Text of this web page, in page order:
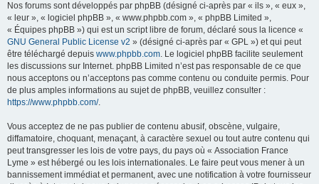
Nos forums sont développés par phpBB (désigné ci-après par « ils », « eux »,
« leur », « logiciel phpBB », « www.phpbb.com », « phpBB Limited »,
« Équipes phpBB ») qui est un script libre de forum, déclaré sous la licence «
GNU General Public License v2 » (désigné ci-après par « GPL ») et qui peut
être téléchargé depuis www.phpbb.com. Le logiciel phpBB facilite seulement
les discussions sur Internet. phpBB Limited n’est pas responsable de ce que
nous acceptons ou n’acceptons pas comme contenu ou conduite permis. Pour
de plus amples informations au sujet de phpBB, veuillez consulter :
https://www.phpbb.com/.
Vous acceptez de ne pas publier de contenu abusif, obscène, vulgaire,
diffamatoire, choquant, menaçant, à caractère sexuel ou tout autre contenu qui
peut transgresser les lois de votre pays, du pays où « Association France
Lyme » est hébergé ou les lois internationales. Le faire peut vous mener à un
bannissement immédiat et permanent, avec une notification à votre fournisseur